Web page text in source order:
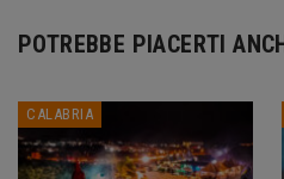
POTREBBE PIACERTI
CALABRIA